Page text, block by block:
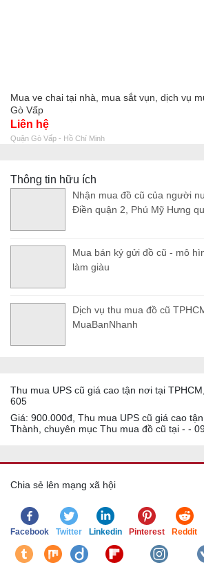
Mua ve chai tại nhà, mua sắt vụn, dịch vụ
Gò Vấp
Liên hệ
Quận Gò Vấp - Hồ Chí Minh
Thông tin hữu ích
Nhận mua đồ cũ của người
Điền quận 2, Phú Mỹ Hưng
Mua bán ký gửi đồ cũ - mô
làm giàu
Dịch vụ thu mua đồ cũ
MuaBanNhanh
Thu mua UPS cũ giá cao tận nơi tại
605
Giá: 900.000đ, Thu mua UPS cũ giá cao
Thành, chuyên mục Thu mua đồ cũ tại - -
Chia sẻ lên mạng xã hội
Facebook Twitter Linkedin Pinterest Reddit